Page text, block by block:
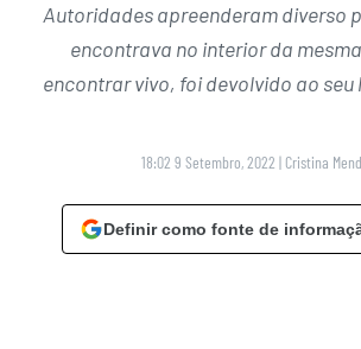
Autoridades apreenderam diverso
encontrava no interior da
encontrar vivo, foi devolvido ao
18:02 9 Setembro, 2022 | Cristina
Definir como fonte de